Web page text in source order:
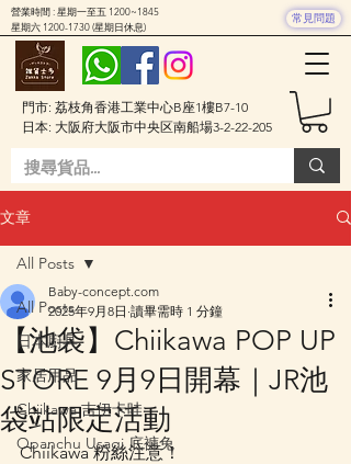
門市: 荔枝角香港工業中心B座1樓B7-10
日本: 大阪府大阪市中央区南船場3-2-22-205
營業時間 : 星期一至五 1200~1845
星期六 1200-1730(星期日休息)
常見問題
文章
All Posts
日本廚具
家居用品
Chiikawa 吉伊卡哇
Opanchu Usagi 底褲兔
All Posts
【池袋】Chiikawa POP UP
STORE 9月9日開幕｜JR池
袋站限定活動
Baby-concept.com
2025年9月8日 讀畢需時 1 分鐘
Chiikawa 粉絲注意！